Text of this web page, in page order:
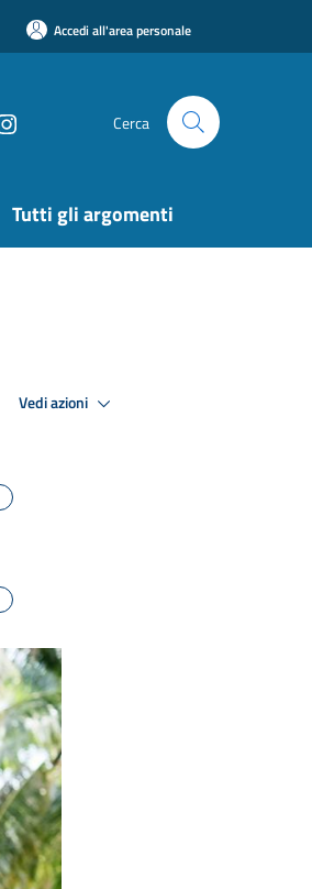
Accedi all'area personale
Cerca
Tutti gli argomenti
Vedi azioni